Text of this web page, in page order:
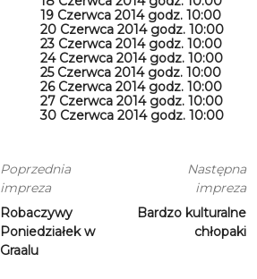
19 Czerwca 2014 godz. 10:00
20 Czerwca 2014 godz. 10:00
23 Czerwca 2014 godz. 10:00
24 Czerwca 2014 godz. 10:00
25 Czerwca 2014 godz. 10:00
26 Czerwca 2014 godz. 10:00
27 Czerwca 2014 godz. 10:00
30 Czerwca 2014 godz. 10:00
Poprzednia
impreza
Robaczywy
Poniedziałek w
Graalu
Następna
impreza
Bardzo kulturalne
chłopaki